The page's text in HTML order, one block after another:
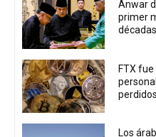
Anwar
primer
FTX
Los